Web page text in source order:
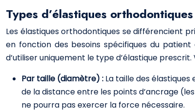
Types d’élastiques
Les élastiques orthodontiques se différencient
en fonction des besoins spécifiques du
d’utiliser uniquement le type d’élastique
Par taille (diamètre) : La taille des
de la distance entre les points d’ancrage
ne pourra pas exercer la force nécessaire.